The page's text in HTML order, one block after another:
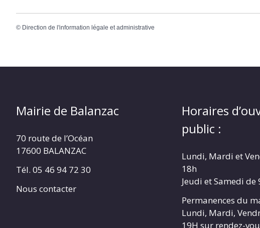
© Direction de l'information légale et administrative
Mairie de Balanzac
70 route de l’Océan
17600 BALANZAC
Tél. 05 46 94 72 30
Nous contacter
Horaires
public :
Lundi, Mardi et
18h
Jeudi et Samedi de
Permanences du
Lundi, Mardi,
19H sur rendez-